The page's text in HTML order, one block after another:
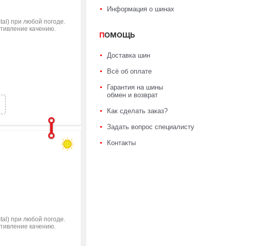
при любой погоде.
качению.
при любой погоде.
качению.
Информация о шинах
ПОМОЩЬ
Доставка шин
Всё об оплате
Гарантия на шины
обмен и возврат
Как сделать заказ?
Задать вопрос специалисту
Контакты